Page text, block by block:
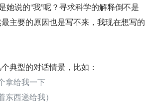
她说的“我”呢？寻求科学的解释倒不是
主要的原因也是写不来，我现在想写的
典型的对话情景，比如：
拿给我一下
西递给我）